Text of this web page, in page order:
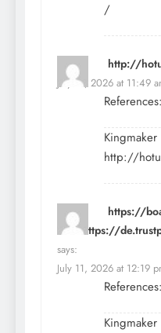
/
http://
July 11, 2026 at 11:49
References:
http://
https://
link=https://
says:
July 11, 2026 at 12:19
References: